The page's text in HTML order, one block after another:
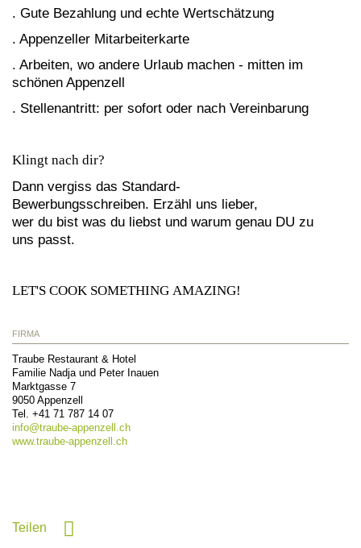
. Gute Bezahlung und echte Wertschätzung
. Appenzeller Mitarbeiterkarte
. Arbeiten, wo andere Urlaub machen - mitten im
schönen Appenzell
. Stellenantritt: per sofort oder nach Vereinbarung
Klingt nach dir?
Dann vergiss das Standard-
Bewerbungsschreiben. Erzähl uns lieber,
wer du bist was du liebst und warum genau DU zu
uns passt.
LET'S COOK SOMETHING AMAZING!
FIRMA
Traube Restaurant & Hotel
Familie Nadja und Peter Inauen
Marktgasse 7
9050 Appenzell
Tel. +41 71 787 14 07
info@traube-appenzell.ch
www.traube-appenzell.ch
Teilen